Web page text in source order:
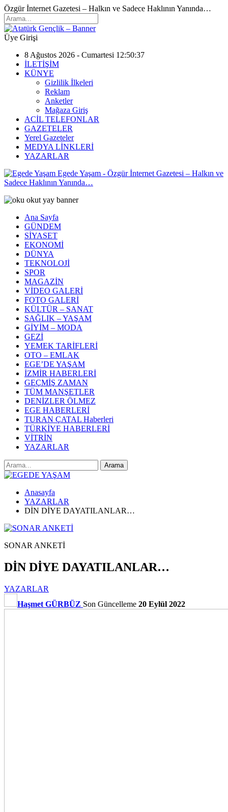
Özgür İnternet Gazetesi – Halkın ve Sadece Haklının Yanında…
Üye Girişi
8 Ağustos 2026 - Cumartesi 12:50:37
İLETİŞİM
KÜNYE
Gizlilik İlkeleri
Reklam
Anketler
Mağaza Giriş
ACİL TELEFONLAR
GAZETELER
Yerel Gazeteler
MEDYA LİNKLERİ
YAZARLAR
Egede Yaşam - Özgür İnternet Gazetesi – Halkın ve
Sadece Haklının Yanında…
Ana Sayfa
GÜNDEM
SİYASET
EKONOMİ
DÜNYA
TEKNOLOJİ
SPOR
MAGAZİN
VİDEO GALERİ
FOTO GALERİ
KÜLTÜR – SANAT
SAĞLIK – YAŞAM
GİYİM – MODA
GEZİ
YEMEK TARİFLERİ
OTO – EMLAK
EGE’DE YAŞAM
İZMİR HABERLERİ
GEÇMİŞ ZAMAN
TÜM MANŞETLER
DENİZLER ÖLMEZ
EGE HABERLERİ
TURAN ÇATAL Haberleri
TÜRKİYE HABERLERİ
VİTRİN
YAZARLAR
Anasayfa
YAZARLAR
DİN DİYE DAYATILANLAR…
SONAR ANKETİ
DİN DİYE DAYATILANLAR…
YAZARLAR
Haşmet GÜRBÜZ Son Güncelleme 20 Eylül 2022